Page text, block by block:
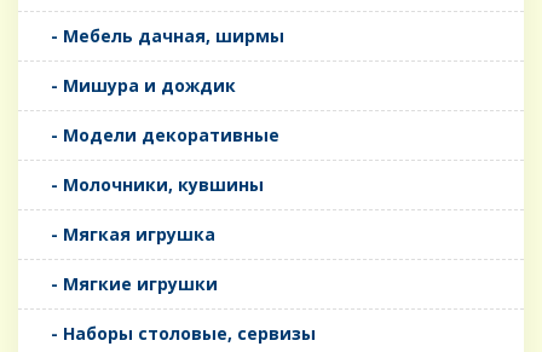
- Мебель дачная, ширмы
- Мишура и дождик
- Модели декоративные
- Молочники, кувшины
- Мягкая игрушка
- Мягкие игрушки
- Наборы столовые, сервизы